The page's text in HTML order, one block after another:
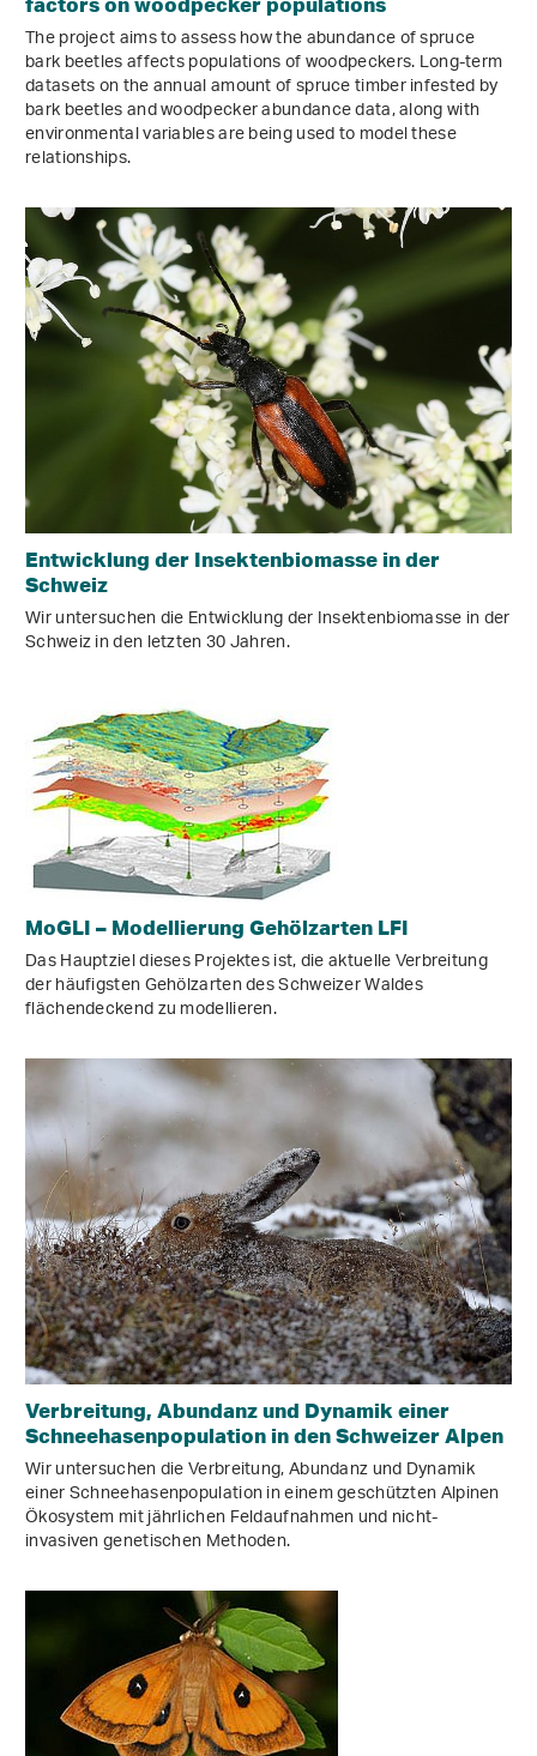
The project aims to assess how the abundance of spruce
bark beetles affects populations of woodpeckers. Long-term
datasets on the annual amount of spruce timber infested by
bark beetles and woodpecker abundance data, along with
environmental variables are being used to model these
relationships.
Entwicklung der Insektenbiomasse in der
Schweiz
Wir untersuchen die Entwicklung der Insektenbiomasse in der
Schweiz in den letzten 30 Jahren.
MoGLI – Modellierung Gehölzarten LFI
Das Hauptziel dieses Projektes ist, die aktuelle Verbreitung
der häufigsten Gehölzarten des Schweizer Waldes
flächendeckend zu modellieren.
Verbreitung, Abundanz und Dynamik einer
Schneehasenpopulation in den Schweizer Alpen
Wir untersuchen die Verbreitung, Abundanz und Dynamik
einer Schneehasenpopulation in einem geschützten Alpinen
Ökosystem mit jährlichen Feldaufnahmen und nicht-
invasiven genetischen Methoden.